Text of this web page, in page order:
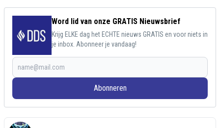
Word lid van onze GRATIS Nieuwsbrief
Krijg ELKE dag het ECHTE nieuws GRATIS en voor niets in
je inbox. Abonneer je vandaag!
Abonneren